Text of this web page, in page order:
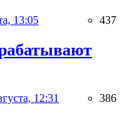
13:05 437
12:31 386